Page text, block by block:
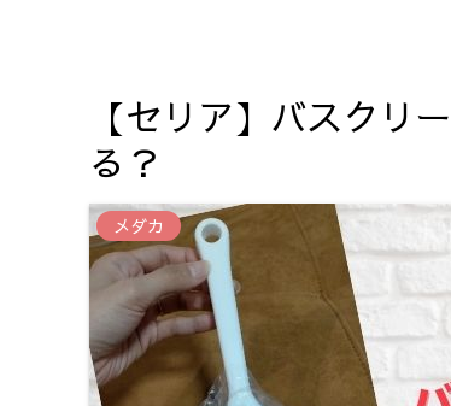
【セリア】バスクリ
る？
メダカ